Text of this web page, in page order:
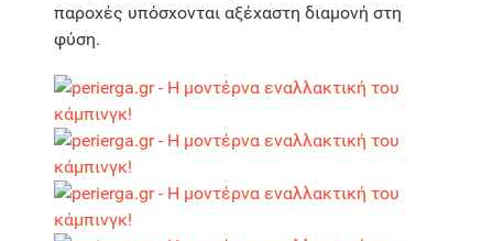
παροχές υπόσχονται αξέχαστη διαμονή στη
φύση.